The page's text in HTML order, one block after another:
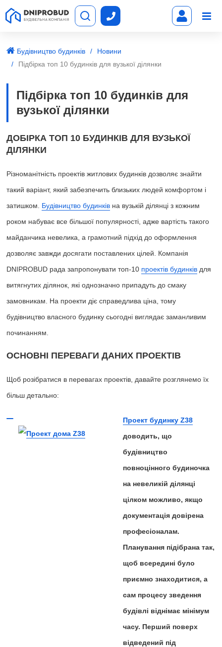
Будівництво будинків
Новини
Підбірка топ 10 будинків для вузької ділянки
Підбірка топ 10 будинків для
вузької ділянки
ДОБІРКА ТОП 10 БУДИНКІВ ДЛЯ ВУЗЬКОЇ
ДІЛЯНКИ
Різноманітність проектів житлових будинків дозволяє знайти
такий варіант, який забезпечить близьких людей комфортом і
затишком. Будівництво будинків на вузькій ділянці з кожним
роком набуває все більшої популярності, адже вартість такого
майданчика невелика, а грамотний підхід до оформлення
дозволяє завжди досягати поставлених цілей. Компанія
DNIPROBUD рада запропонувати топ-10 проектів будинків для
витягнутих ділянок, які однозначно припадуть до смаку
замовникам. На проекти діє справедлива ціна, тому
будівництво власного будинку сьогодні виглядає заманливим
починанням.
ОСНОВНІ ПЕРЕВАГИ ДАНИХ ПРОЕКТІВ
Щоб розібратися в перевагах проектів, давайте розглянемо їх
більш детально:
Проект будинку Z38
доводить, що
будівництво
повноцінного будиночка
на невеликій ділянці
цілком можливо, якщо
документація довірена
професіоналам.
Планування підібрана так,
щоб всередині було
приємно знаходитися, а
сам процесу зведення
будівлі віднімає мінімум
часу. Перший поверх
відведений під